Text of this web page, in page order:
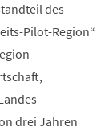
des
Pilot-Region“
drei Jahren